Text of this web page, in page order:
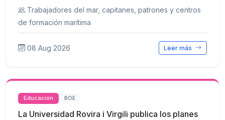
Trabajadores del mar, capitanes, patrones y centros
de formación marítima
08 Aug 2026 Leer más
Educación BOE
La Universidad Rovira i Virgili publica los planes